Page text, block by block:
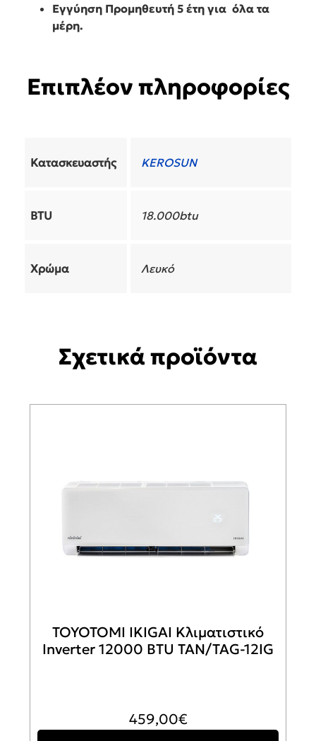
Εγγύηση Προμηθευτή 5 έτη για όλα τα
μέρη.
Επιπλέον πληροφορίες
Κατασκευαστής KEROSUN
BTU 18.000btu
Χρώμα Λευκό
Σχετικά προϊόντα
TOYOTOMI IKIGAI Κλιματιστικό
Inverter 12000 BTU TAN/TAG-12IG
459,00€